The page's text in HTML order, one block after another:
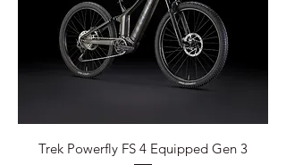
Trek Powerfly FS 4 Equipped Gen 3